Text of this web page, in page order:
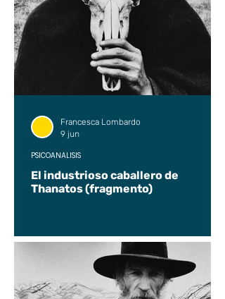
El industrioso caballero de
Thanatos (fragmento)
PSICOANÁLISIS
Francesca Lombardo
9 jun